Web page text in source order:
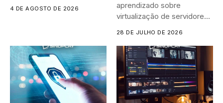
4 DE AGOSTO DE 2026
aprendizado sobre
virtualização de servidores,
28 DE JULHO DE 2026